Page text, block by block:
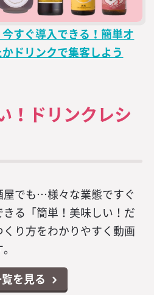
すぐ導入できる！簡単オ
ドリンクで集客しよう
！ドリンクレシ
屋でも…様々な業態ですぐ
る「簡単！美味しい！だ
り方をわかりやすく動画
を見る